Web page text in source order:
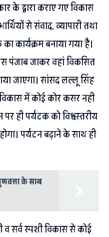
के द्वारा कराए गए विकास
से संवाद, व्यापारी तथा
कार्यक्रम बनाया गया है।
पंजाब जाकर वहां विकसित
जाएगा। सांसद लल्लू सिंह
में कोई कोर कसर नही
ही पर्यटक को विश्वस्तरीय
पर्यटन बढ़ाने के साथ ही
के साथ
व सर्व स्पशी विकास से कोई